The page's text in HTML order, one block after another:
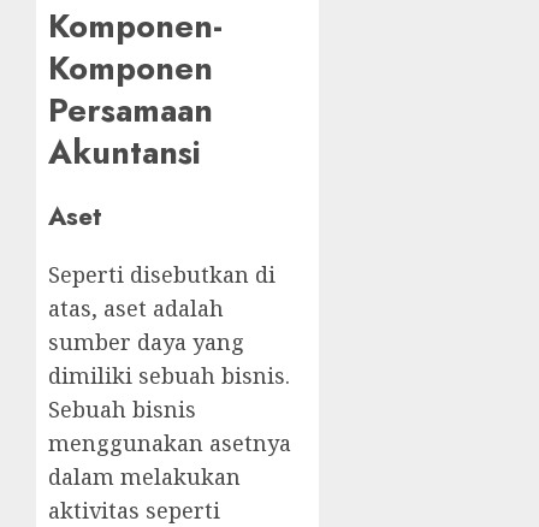
Komponen-
Komponen
Persamaan
Akuntansi
Aset
Seperti disebutkan di
atas, aset adalah
sumber daya yang
dimiliki sebuah bisnis.
Sebuah bisnis
menggunakan asetnya
dalam melakukan
aktivitas seperti